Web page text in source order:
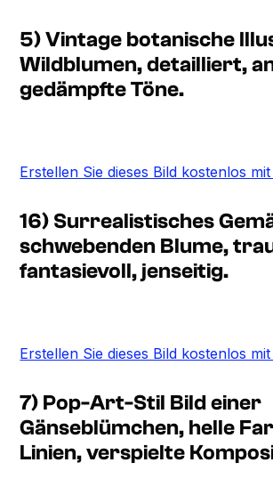
5) Vintage botanische
Wildblumen, detailliert,
gedämpfte Töne.
Erstellen Sie dieses Bild kostenlos
16) Surrealistisches
schwebenden Blume,
fantasievoll, jenseitig.
Erstellen Sie dieses Bild kostenlos
7) Pop-Art-Stil Bild einer
Gänseblümchen, helle
Linien, verspielte